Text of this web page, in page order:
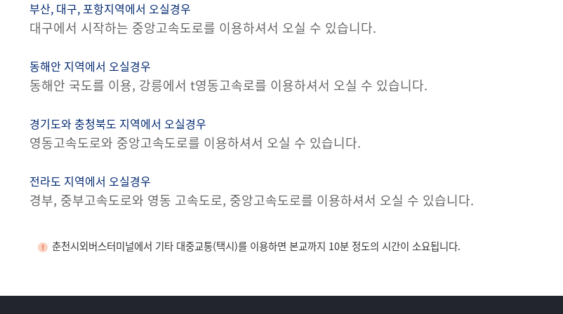
부산, 대구, 포항지역에서 오실경우
대구에서 시작하는 중앙고속도로를 이용하셔서 오실 수 있습니다.
동해안 지역에서 오실경우
동해안 국도를 이용, 강릉에서 t영동고속로를 이용하셔서 오실 수 있습니다.
경기도와 충청북도 지역에서 오실경우
영동고속도로와 중앙고속도로를 이용하셔서 오실 수 있습니다.
전라도 지역에서 오실경우
경부, 중부고속도로와 영동 고속도로, 중앙고속도로를 이용하셔서 오실 수 있습니다.
춘천시외버스터미널에서 기타 대중교통(택시)를 이용하면 본교까지 10분 정도의 시간이 소요됩니다.